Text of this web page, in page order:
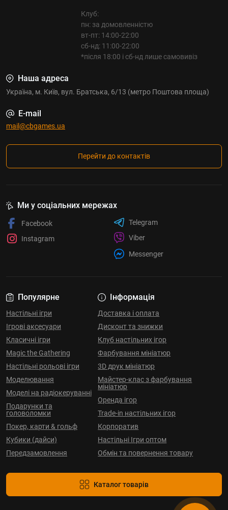
Клуб:
пн: за домовленністю
вт-пт: 14:00-22:00
сб-нд: 11:00-22:00
*після 18:00 і сб-нд лише самовивіз
Наша адреса
Україна, м. Київ, вул. Братська, 6/13 (метро Поштова площа)
E-mail
mail@cbgames.ua
Перейти до контактів
Популярне
Настільні ігри
Ігрові аксесуари
Класичні ігри
Magic the Gathering
Настільні рольові ігри
Моделювання
Моделі на радіокеруванні
Подарунки та
головоломки
Покер, карти & гольф
Кубики (дайси)
Передзамовлення
Інформація
Доставка і оплата
Дисконт та знижки
Клуб настільних ігор
Фарбування мініатюр
3D друк мініатюр
Майстер-клас з фарбування
мініатюр
Оренда ігор
Trade-in настільних ігор
Корпоратив
Настільні Ігри оптом
Обмін та повернення товару
Каталог товарів
Ми у соціальних мережах
Facebook
Instagram
Telegram
Viber
Messenger